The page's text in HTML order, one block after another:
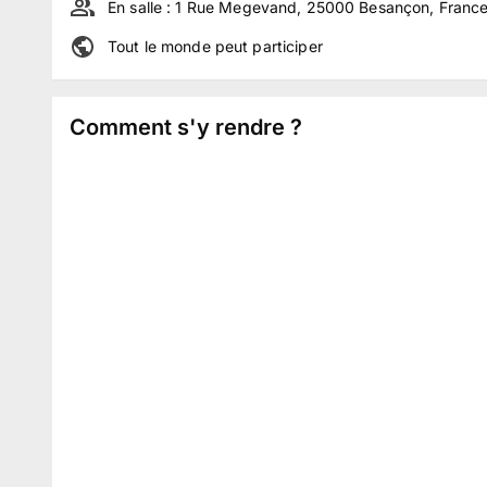
En salle :1 Rue Megevand, 25000 Besançon,
Tout le monde peut participer
Comment s'y rendre ?